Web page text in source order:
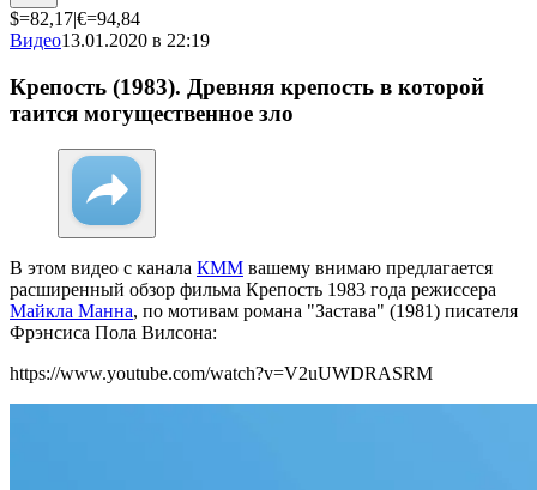
$=82,17|€=94,84
Видео13.01.2020 в 22:19
Крепость (1983). Древняя крепость в которой
таится могущественное зло
В этом видео с канала КММ вашему внимаю предлагается
расширенный обзор фильма Крепость 1983 года режиссера
Майкла Манна, по мотивам романа "Застава" (1981) писателя
Фрэнсиса Пола Вилсона:
https://www.youtube.com/watch?v=V2uUWDRASRM